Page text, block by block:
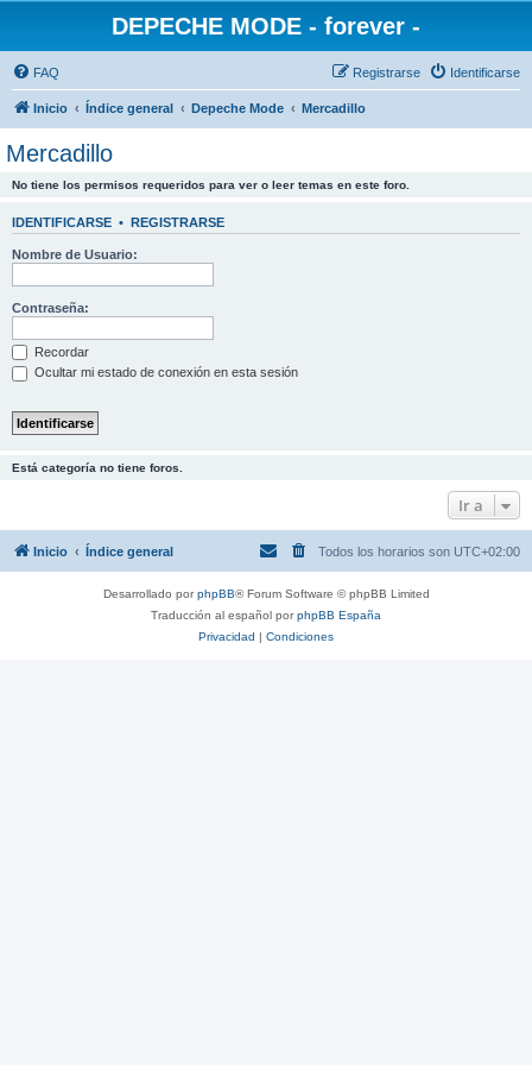
DEPECHE MODE - forever -
FAQ Identificarse
Registrarse
Inicio Índice general Depeche Mode Mercadillo
Mercadillo
No tiene los permisos requeridos para ver o leer temas en este foro.
IDENTIFICARSE • REGISTRARSE
Nombre de Usuario:
Contraseña:
Recordar
Ocultar mi estado de conexión en esta sesión
Está categoría no tiene foros.
Ir a
Inicio Índice general Todos los horarios son UTC+02:00
Desarrollado porphpBB® Forum Software © phpBB Limited
Traducción al español porphpBB España
Privacidad | Condiciones